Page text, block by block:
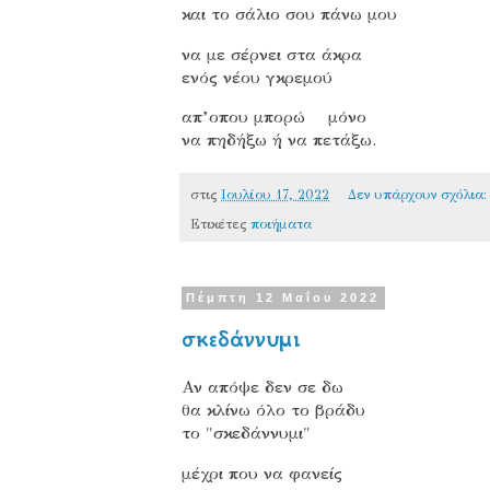
και το σάλιο σου πάνω μου
να με σέρνει στα άκρα
ενός νέου γκρεμού
απ’οπου μπορώ
μόνο
να πηδήξω ή να πετάξω.
στις Ιουλίου 17, 2022
Δεν υπάρχουν σχόλια:
Ετικέτες ποιήματα
Πέμπτη 12 Μαΐου 2022
σκεδάννυμι
Αν απόψε δεν σε δω
θα κλίνω όλο το βράδυ
το "σκεδάννυμι"
μέχρι που να φανείς